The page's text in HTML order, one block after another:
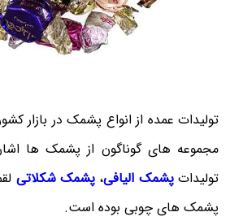
تولیدات عمده از انواع پشمک در بازار
مجموعه های گوناگون از پشمک ها
تولیداتپشمک الیافی، پشمک شکلاتی
پشمک های چوبی بوده است.